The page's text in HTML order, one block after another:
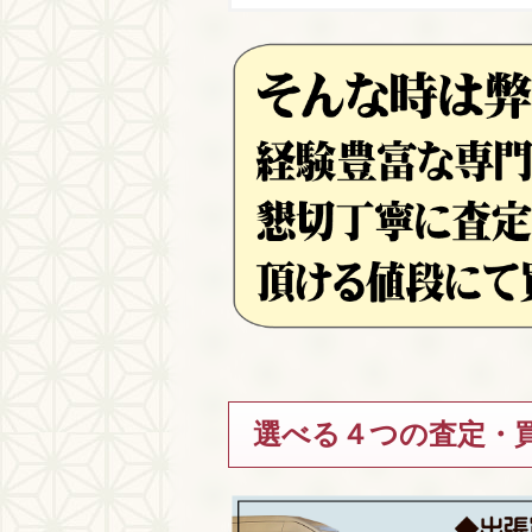
選べる４つの査定・